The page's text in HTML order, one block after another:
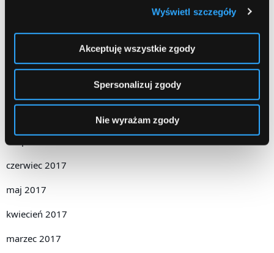
Wyświetl szczegóły
Akceptuję wszystkie zgody
Spersonalizuj zgody
Nie wyrażam zgody
grudzień 2017
czerwiec 2017
maj 2017
kwiecień 2017
marzec 2017